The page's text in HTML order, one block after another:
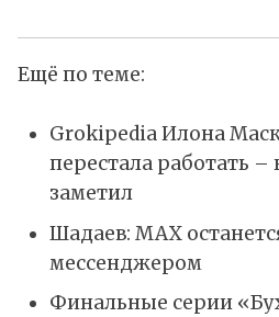
Ещё по теме:
Grokipedia Илона
перестала работать –
заметил
Шадаев: MAX
мессенджером
Финальные серии